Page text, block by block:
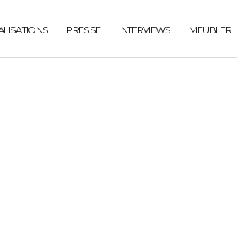
PRESSE INTERVIEWS MEUBLER